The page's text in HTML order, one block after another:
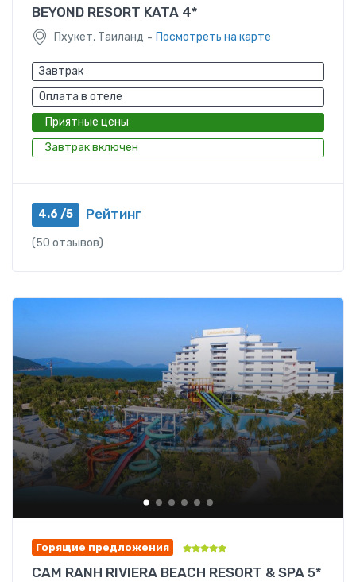
BEYOND RESORT KATA 4*
Пхукет, Таиланд - Посмотреть на карте
Завтрак
Оплата в отеле
Приятные цены
Завтрак включен
4.6 /5 Рейтинг
(50 отзывов)
Горящие предложения
CAM RANH RIVIERA BEACH RESORT & SPA 5*